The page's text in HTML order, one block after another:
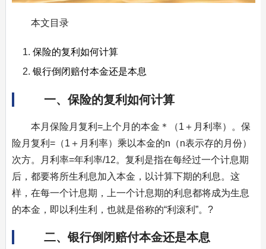
本文目录
保险的复利如何计算
银行倒闭赔付本金还是本息
一、保险的复利如何计算
本月保险月复利=上个月的本金＊（1＋月利率）。保
险月复利=（1＋月利率）乘以本金的n（n表示存的月份）
次方。月利率=年利率/12。复利是指在每经过一个计息期
后，都要将所生利息加入本金，以计算下期的利息。这
样，在每一个计息期，上一个计息期的利息都将成为生息
的本金，即以利生利，也就是俗称的“利滚利”。?
二、银行倒闭赔付本金还是本息